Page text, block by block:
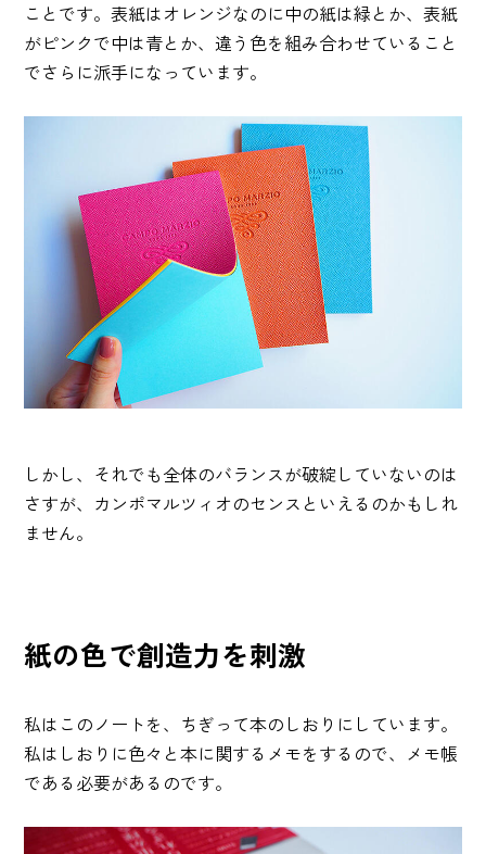
ことです。表紙はオレンジなのに中の紙は緑とか、表紙
がピンクで中は青とか、違う色を組み合わせていること
でさらに派手になっています。
しかし、それでも全体のバランスが破綻していないのは
さすが、カンポマルツィオのセンスといえるのかもしれ
ません。
紙の色で創造力を刺激
私はこのノートを、ちぎって本のしおりにしています。
私はしおりに色々と本に関するメモをするので、メモ帳
である必要があるのです。